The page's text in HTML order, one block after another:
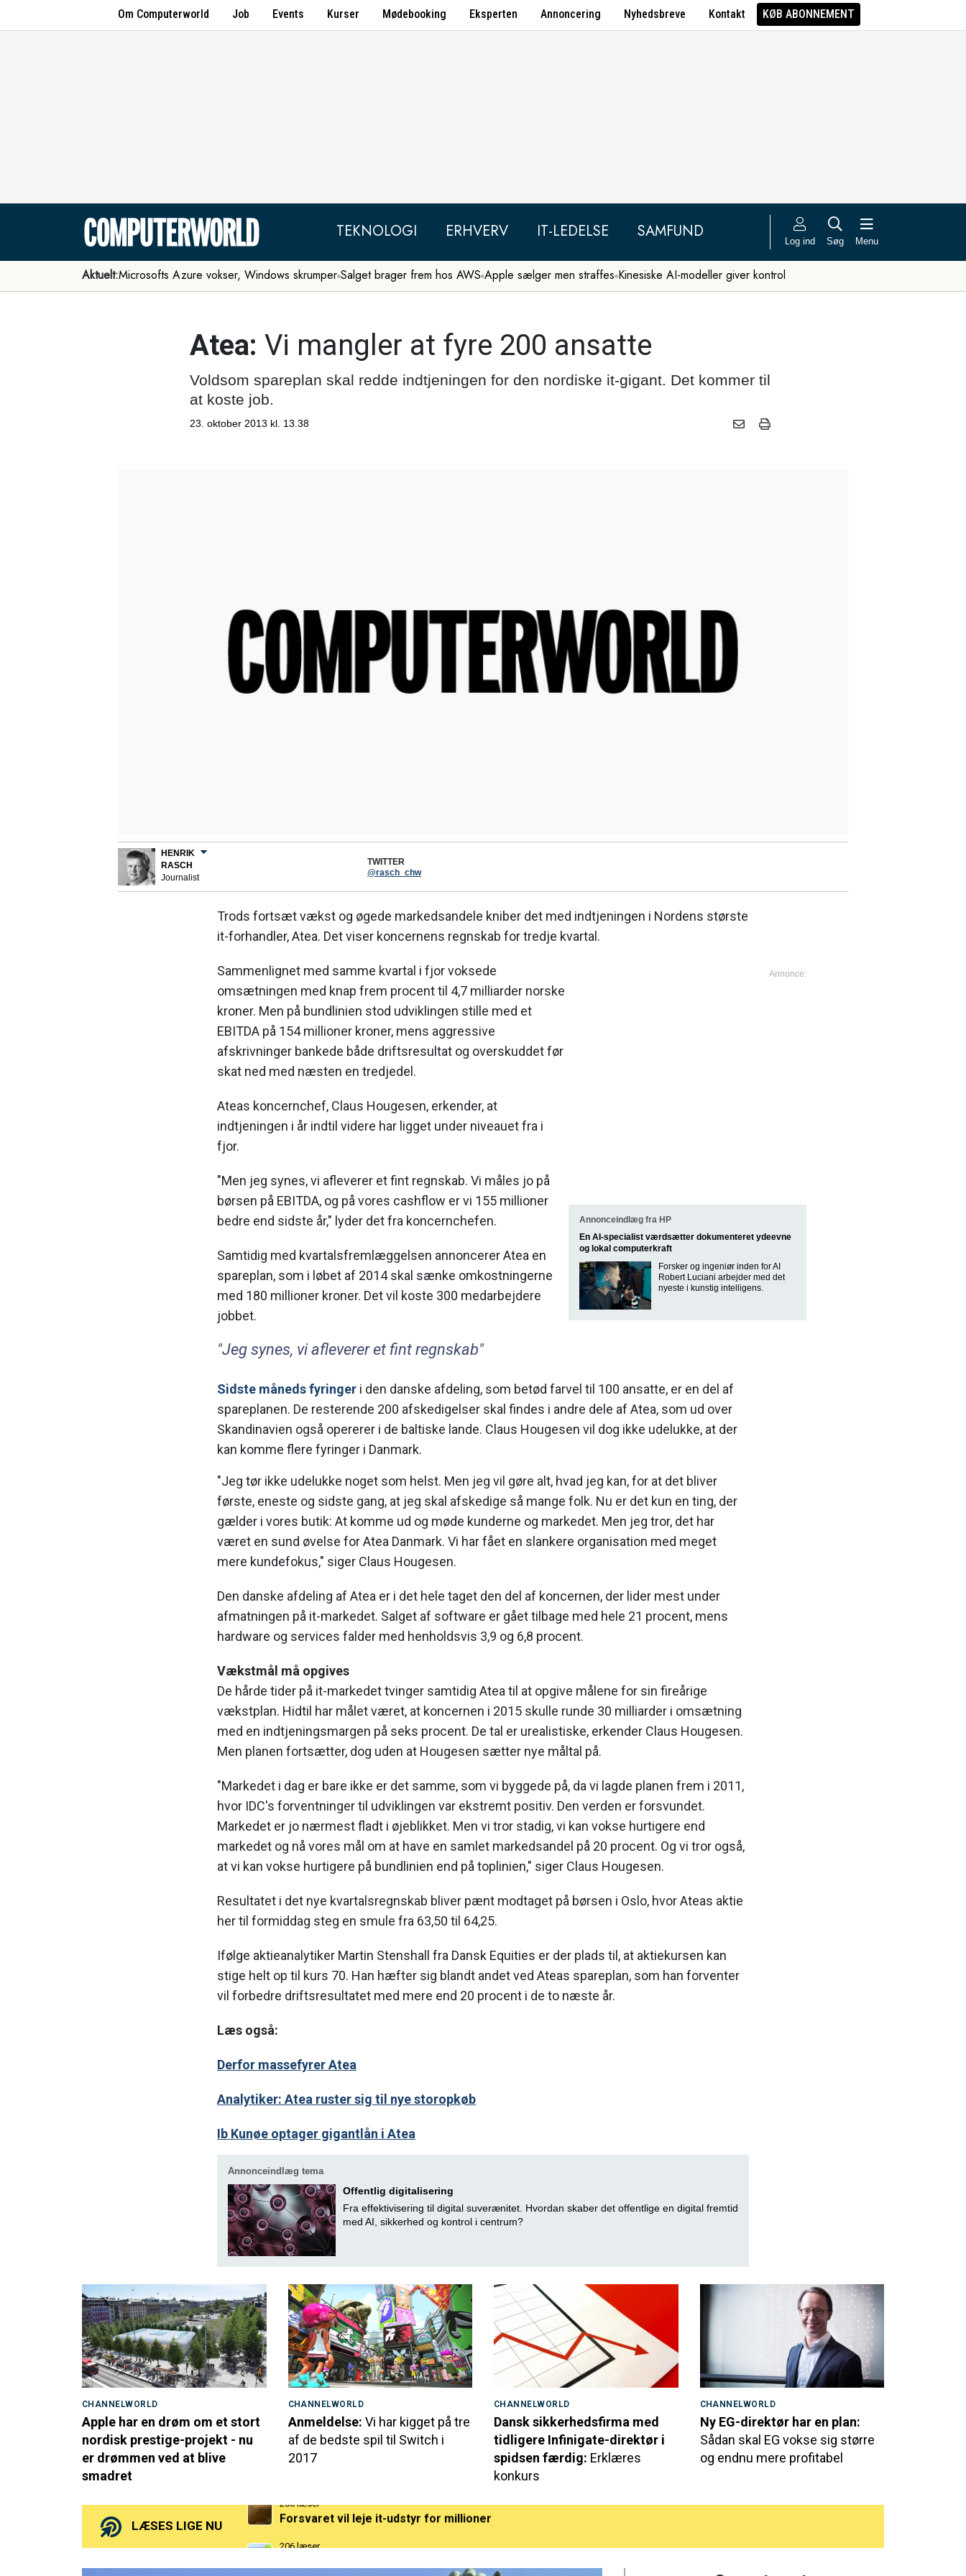
Om Computerworld Job Events Kurser Mødebooking Eksperten Annoncering Nyhedsbreve Kontakt KØB ABONNEMENT
TEKNOLOGI ERHVERV IT-LEDELSE SAMFUND Log ind Søg Menu
Aktuelt:Microsofts Azure vokser, Windows skrumper Salget brager frem hos AWS Apple sælger men straffes Kinesiske AI-modeller giver kontrol
Atea: Vi mangler at fyre 200 ansatte
Voldsom spareplan skal redde indtjeningen for den nordiske it-gigant. Det kommer til
at koste job.
23. oktober 2013 kl. 13.38
HENRIK
RASCH
Journalist
TWITTER
@rasch_chw
Annonceindlæg fra HP
En AI-specialist værdsætter dokumenteret ydeevne
og lokal computerkraft
Forsker og ingeniør inden for AI
Robert Luciani arbejder med det
nyeste i kunstig intelligens.
Trods fortsæt vækst og øgede markedsandele kniber det med indtjeningen i Nordens største
it-forhandler, Atea. Det viser koncernens regnskab for tredje kvartal.
Sammenlignet med samme kvartal i fjor voksede
omsætningen med knap frem procent til 4,7 milliarder norske
kroner. Men på bundlinien stod udviklingen stille med et
EBITDA på 154 millioner kroner, mens aggressive
afskrivninger bankede både driftsresultat og overskuddet før
skat ned med næsten en tredjedel.
Ateas koncernchef, Claus Hougesen, erkender, at
indtjeningen i år indtil videre har ligget under niveauet fra i
fjor.
"Men jeg synes, vi afleverer et fint regnskab. Vi måles jo på
børsen på EBITDA, og på vores cashflow er vi 155 millioner
bedre end sidste år," lyder det fra koncernchefen.
Samtidig med kvartalsfremlæggelsen annoncerer Atea en
spareplan, som i løbet af 2014 skal sænke omkostningerne
med 180 millioner kroner. Det vil koste 300 medarbejdere
jobbet.
"Jeg synes, vi afleverer et fint regnskab"
Sidste måneds fyringer i den danske afdeling, som betød farvel til 100 ansatte, er en del af
spareplanen. De resterende 200 afskedigelser skal findes i andre dele af Atea, som ud over
Skandinavien også opererer i de baltiske lande. Claus Hougesen vil dog ikke udelukke, at der
kan komme flere fyringer i Danmark.
"Jeg tør ikke udelukke noget som helst. Men jeg vil gøre alt, hvad jeg kan, for at det bliver
første, eneste og sidste gang, at jeg skal afskedige så mange folk. Nu er det kun en ting, der
gælder i vores butik: At komme ud og møde kunderne og markedet. Men jeg tror, det har
været en sund øvelse for Atea Danmark. Vi har fået en slankere organisation med meget
mere kundefokus," siger Claus Hougesen.
Den danske afdeling af Atea er i det hele taget den del af koncernen, der lider mest under
afmatningen på it-markedet. Salget af software er gået tilbage med hele 21 procent, mens
hardware og services falder med henholdsvis 3,9 og 6,8 procent.
Vækstmål må opgives
De hårde tider på it-markedet tvinger samtidig Atea til at opgive målene for sin fireårige
vækstplan. Hidtil har målet været, at koncernen i 2015 skulle runde 30 milliarder i omsætning
med en indtjeningsmargen på seks procent. De tal er urealistiske, erkender Claus Hougesen.
Men planen fortsætter, dog uden at Hougesen sætter nye måltal på.
"Markedet i dag er bare ikke er det samme, som vi byggede på, da vi lagde planen frem i 2011,
hvor IDC's forventninger til udviklingen var ekstremt positiv. Den verden er forsvundet.
Markedet er jo nærmest fladt i øjeblikket. Men vi tror stadig, vi kan vokse hurtigere end
markedet og nå vores mål om at have en samlet markedsandel på 20 procent. Og vi tror også,
at vi kan vokse hurtigere på bundlinien end på toplinien," siger Claus Hougesen.
Resultatet i det nye kvartalsregnskab bliver pænt modtaget på børsen i Oslo, hvor Ateas aktie
her til formiddag steg en smule fra 63,50 til 64,25.
Ifølge aktieanalytiker Martin Stenshall fra Dansk Equities er der plads til, at aktiekursen kan
stige helt op til kurs 70. Han hæfter sig blandt andet ved Ateas spareplan, som han forventer
vil forbedre driftsresultatet med mere end 20 procent i de to næste år.
Læs også:
Derfor massefyrer Atea
Analytiker: Atea ruster sig til nye storopkøb
Ib Kunøe optager gigantlån i Atea
Annonceindlæg tema
Offentlig digitalisering
Fra effektivisering til digital suverænitet. Hvordan skaber det offentlige en digital fremtid
med AI, sikkerhed og kontrol i centrum?
CHANNELWORLD
Apple har en drøm om et stort
nordisk prestige-projekt - nu
er drømmen ved at blive
smadret
CHANNELWORLD
Anmeldelse: Vi har kigget på tre
af de bedste spil til Switch i
2017
CHANNELWORLD
Dansk sikkerhedsfirma med
tidligere Infinigate-direktør i
spidsen færdig: Erklæres
konkurs
CHANNELWORLD
Ny EG-direktør har en plan:
Sådan skal EG vokse sig større
og endnu mere profitabel
LÆSES LIGE NU 206 læser